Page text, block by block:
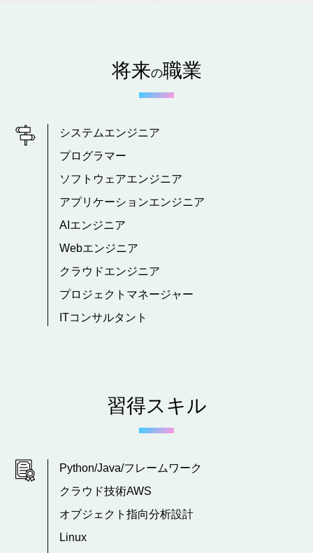
将来の職業
システムエンジニア
プログラマー
ソフトウェアエンジニア
アプリケーションエンジニア
AIエンジニア
Webエンジニア
クラウドエンジニア
プロジェクトマネージャー
ITコンサルタント
習得スキル
Python/Java/フレームワーク
クラウド技術AWS
オブジェクト指向分析設計
Linux